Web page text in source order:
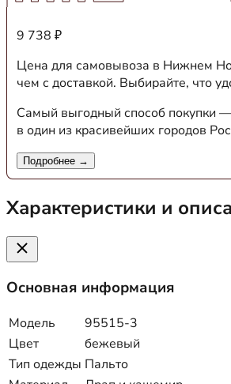
9 738 ₽
Цена для самовывоза в Нижнем
чем с доставкой. Выбирайте, что
Самый выгодный способ покупки
в один из красивейших городов
Подробнее →
Характеристики и
Основная информация
Модель
95515-3
Цвет
бежевый
Тип одежды Пальто